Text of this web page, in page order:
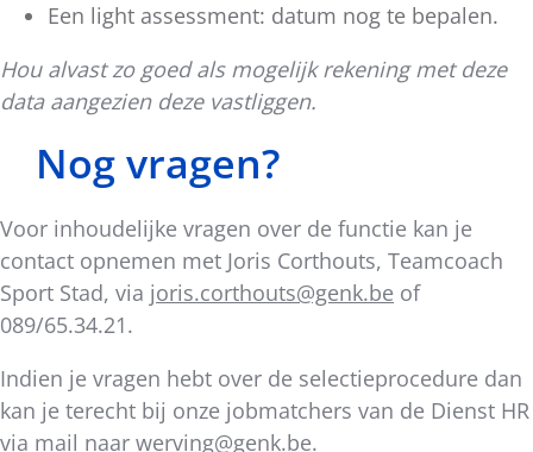
Een light assessment: datum nog te bepalen.
Hou alvast zo goed als mogelijk rekening met deze
data aangezien deze vastliggen.
Nog vragen?
Voor inhoudelijke vragen over de functie kan je
contact opnemen met Joris Corthouts, Teamcoach
Sport Stad, via joris.corthouts@genk.be of
089/65.34.21.
Indien je vragen hebt over de selectieprocedure dan
kan je terecht bij onze jobmatchers van de Dienst HR
via mail naar werving@genk.be.